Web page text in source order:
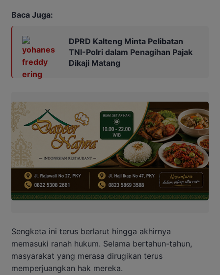
Baca Juga:
DPRD Kalteng Minta Pelibatan
TNI-Polri dalam Penagihan Pajak
Dikaji Matang
Sengketa ini terus berlarut hingga akhirnya
memasuki ranah hukum. Selama bertahun-tahun,
masyarakat yang merasa dirugikan terus
memperjuangkan hak mereka.